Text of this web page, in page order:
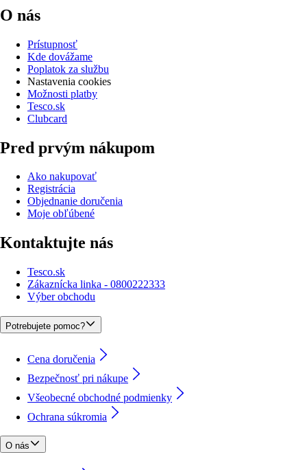
O nás
Prístupnosť
Kde dovážame
Poplatok za službu
Nastavenia cookies
Možnosti platby
Tesco.sk
Clubcard
Pred prvým nákupom
Ako nakupovať
Registrácia
Objednanie doručenia
Moje obľúbené
Kontaktujte nás
Tesco.sk
Zákaznícka linka - 0800222333
Výber obchodu
Potrebujete pomoc?
Cena doručenia
Bezpečnosť pri nákupe
Všeobecné obchodné podmienky
Ochrana súkromia
O nás